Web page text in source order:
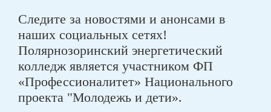
Следите за новостями и анонсами в
наших социальных сетях!
Полярнозоринский энергетический
колледж является участником ФП
«Профессионалитет» Национального
проекта "Молодежь и дети».